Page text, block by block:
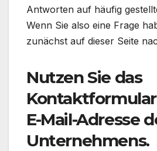
Antworten auf häufig
Wenn Sie also eine Frage
zunächst auf dieser Seite
Nutzen Sie das
E-Mail-Adresse
Unternehmens.